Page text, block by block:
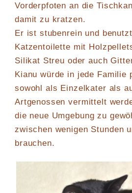
Vorderpfoten an die
damit zu kratzen.
Er ist stubenrein und
Katzentoilette mit
Silikat Streu oder auch
Kianu würde in jede Familie
sowohl als Einzelkater als
Artgenossen vermittelt
die neue Umgebung zu
zwischen wenigen Stunden
brauchen.